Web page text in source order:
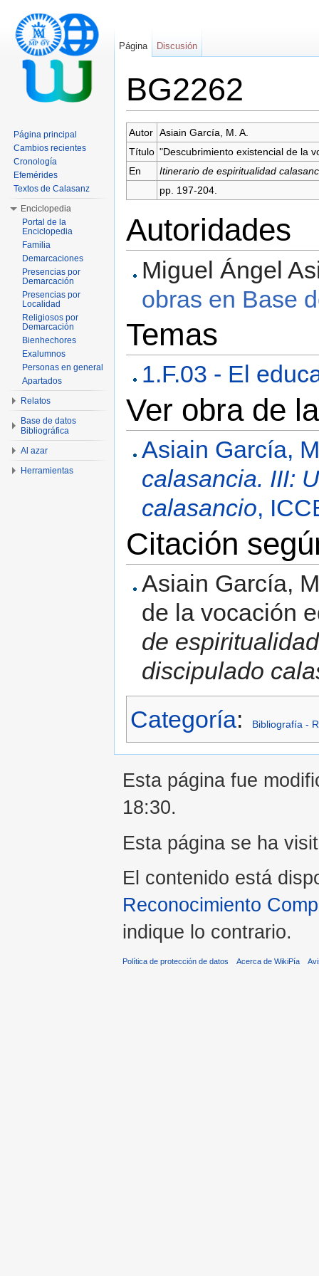
BG2262
Autor Asiain García, M. A.
Título "Descubrimiento existencial de la
En
Itinerario de espiritualidad
pp. 197-204.
Autoridades
Miguel Ángel
obras en Base
Temas
1.F.03 - El
Ver obra de
Asiain García,
calasancia. III:
calasancio,
Citación
Asiain García,
de la vocación
de
discipulado
Categoría: Bibliografía -
Página Discusión
Página principal
Cambios recientes
Cronología
Efemérides
Textos de Calasanz
Enciclopedia
Portal de la
Enciclopedia
Familia
Demarcaciones
Presencias por
Demarcación
Presencias por
Localidad
Religiosos por
Demarcación
Bienhechores
Exalumnos
Personas en general
Apartados
Relatos
Base de datos
Bibliográfica
Al azar
Herramientas
Esta página fue
18:30.
Esta página se ha
El contenido está
Reconocimiento
indique lo contrario.
Política de protección de datos Acerca de WikiPía